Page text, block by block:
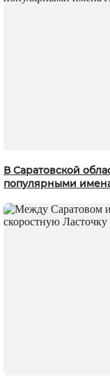
В Саратовской
популярными